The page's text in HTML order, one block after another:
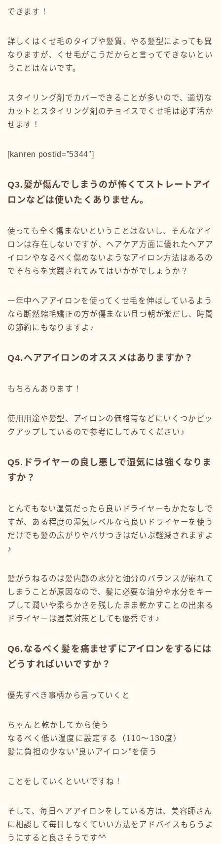
できます！
詳しくはくせ毛のタイプや髪質、やる髪型によっても異
なりますが、くせ毛がこうだからと言ってできないとい
うことはないです。
スタイリング剤でカバーできることが多いので、適切な
カットとスタイリング剤のチョイスでくせ毛は必ず活か
せます！
[kanren postid=”5344″]
Q3.髪が傷んでしまうのが怖くてストレートアイ
ロンなどは使いたくありません。
使っても全く傷まないということはないし、そんなアイ
ロンは存在しないですが、ヘアケア方面に優れたヘアア
イロンやなるべく傷めないようなアイロン方法はあるの
でそちらを実践されてみてはいかがでしょうか？
一年中ヘアアイロンを使ってくせ毛を伸ばしているよう
なら断然縮毛矯正の方が傷まない且つ朝が楽だし、時間
の節約にもなりますよ♪
Q4.ヘアアイロンのオススメはありますか？
もちろんあります！
使用用途や髪型、アイロンの価格帯などにいくつかピッ
クアップしているので参考にしてみてください♪
Q5.ドライヤーの良し悪しで湿気には強くなりま
すか？
とんでもない湿気だったら良いドライヤーもかたなしで
すが、ある程度の湿気レベルなら良いドライヤーを使う
だけでも髪の広がりやパサつきはだいぶ軽減されますよ
♪
髪がうねるのは髪内部の水分と油分のバランスが崩れて
しまうことが原因なので、髪に必要な油分や水分をキー
プして潤いや柔らかさを残したまま乾かすことの出来る
ドライヤーは湿気対策としても優秀です♪
Q6.なるべく髪を痛ませずにアイロンをするには
どうすればいいですか？
優先すべき事柄から言っていくと
ちゃんと乾かしてから使う
なるべく低い温度に設定する（110〜130度）
髪に負担の少ない”良いアイロン”を使う
ことをしていくといいですね！
そして、毎日ヘアアイロンをしている方は、美容師さん
に相談して毎日しなくていい方法をアドバイスもらうよ
うにすると良さそうです^^